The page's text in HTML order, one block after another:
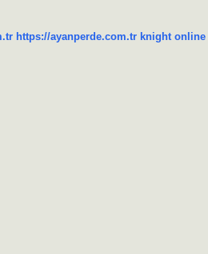
https://ayanperde.com.tr knight online